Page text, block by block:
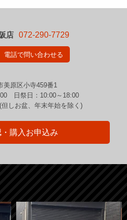
店 072-290-7729
電話で問い合わせる
美原区小寺459番1
日祭日：10:00～18:00
しお盆、年末年始を除く)
購入お申込み